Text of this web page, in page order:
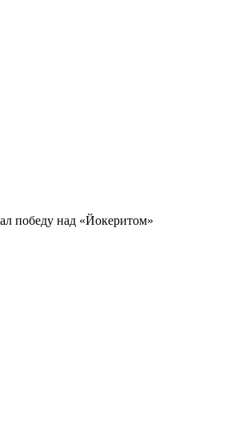
победу над «Йокеритом»